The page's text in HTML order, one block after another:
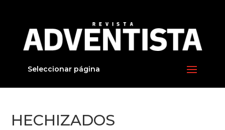
Seleccionar página
HECHIZADOS